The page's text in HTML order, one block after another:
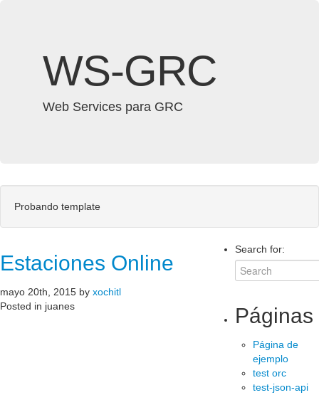
WS-GRC
Web Services para GRC
Probando template
Estaciones Online
mayo 20th, 2015 by xochitl
Posted in juanes
Search for:
Páginas
Página de
ejemplo
test orc
test-json-api